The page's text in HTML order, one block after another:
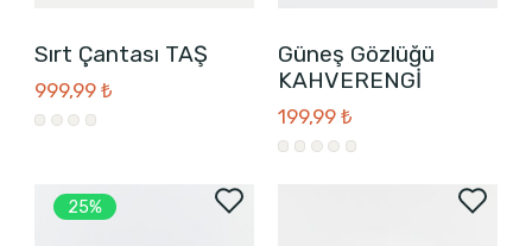
Sırt Çantası TAŞ
999,99 ₺
Güneş Gözlüğü
KAHVERENGİ
199,99 ₺
25%